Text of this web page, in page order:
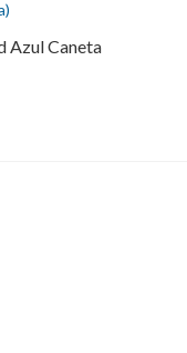
Azul Caneta